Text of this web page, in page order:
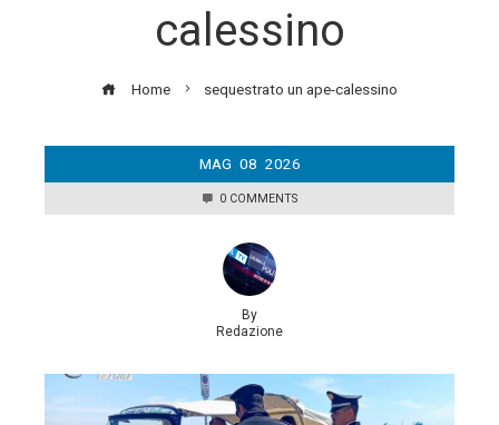
calessino
Home sequestrato un ape-calessino
MAG 08 2026
0 COMMENTS
By
Redazione